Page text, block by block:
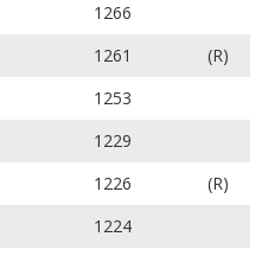
1266
1261
(R)
1253
1229
1226
(R)
1224